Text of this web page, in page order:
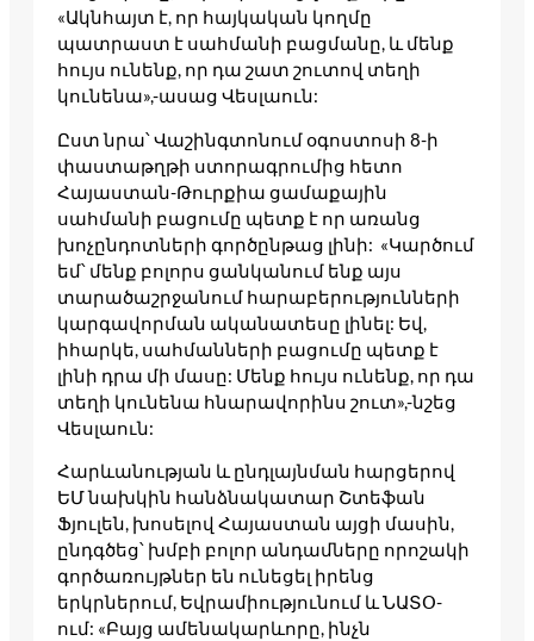
«Ակնհայտ է, որ հայկական կողմը
պատրաստ է սահմանի բացմանը, և մենք
հույս ունենք, որ դա շատ շուտով տեղի
կունենա»,-ասաց Վեսլաուն:
Ըստ նրա՝ Վաշինգտոնում օգոստոսի 8-ի
փաստաթղթի ստորագրումից հետո
Հայաստան-Թուրքիա ցամաքային
սահմանի բացումը պետք է որ առանց
խոչընդոտների գործընթաց լինի: «Կարծում
եմ՝ մենք բոլորս ցանկանում ենք այս
տարածաշրջանում հարաբերությունների
կարգավորման ականատեսը լինել: Եվ,
իհարկե, սահմանների բացումը պետք է
լինի դրա մի մասը: Մենք հույս ունենք, որ դա
տեղի կունենա հնարավորինս շուտ»,-նշեց
Վեսլաուն:
Հարևանության և ընդլայնման հարցերով
ԵՄ նախկին հանձնակատար Շտեֆան
Ֆյուլեն, խոսելով Հայաստան այցի մասին,
ընդգծեց՝ խմբի բոլոր անդամները որոշակի
գործառույթներ են ունեցել իրենց
երկրներում, Եվրամիությունում և ՆԱՏՕ-
ում: «Բայց ամենակարևորը, ինչն